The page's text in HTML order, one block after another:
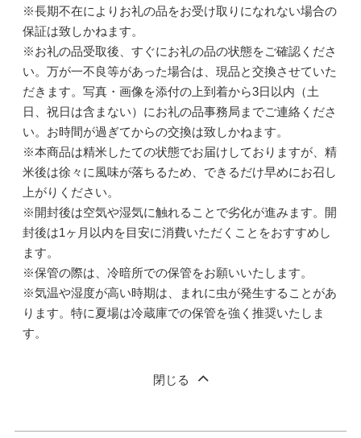
※長期不在によりお礼の品をお受け取りになれない場合の
保証は致しかねます。
※お礼の品受取後、すぐにお礼の品の状態をご確認くださ
い。万が一不良等があった場合は、現品と交換させていた
だきます。写真・画像を添付の上到着から3日以内（土
日、祝日は含まない）にお礼の品事務局までご連絡くださ
い。お時間が過ぎてからの交換は致しかねます。
※本商品は精米したての状態でお届けしておりますが、精
米後は徐々に風味が落ちるため、できるだけ早めにお召し
上がりください。
※開封後は空気や湿気に触れることで劣化が進みます。開
封後は1ヶ月以内を目安に消費いただくことをおすすめし
ます。
※保管の際は、冷暗所での保管をお願いいたします。
※気温や湿度が高い時期は、まれに虫が発生することがあ
ります。特に夏場は冷蔵庫での保管を強く推奨いたしま
す。
閉じる